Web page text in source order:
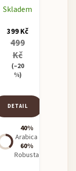
CREMA
Skladem
399 Kč
499
Kč
(–20
%)
DETAIL
40%
Arabica
60%
Robusta